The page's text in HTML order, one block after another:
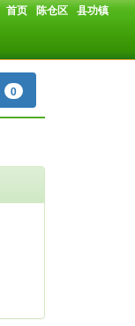
首页 陈仓区 县功镇
0